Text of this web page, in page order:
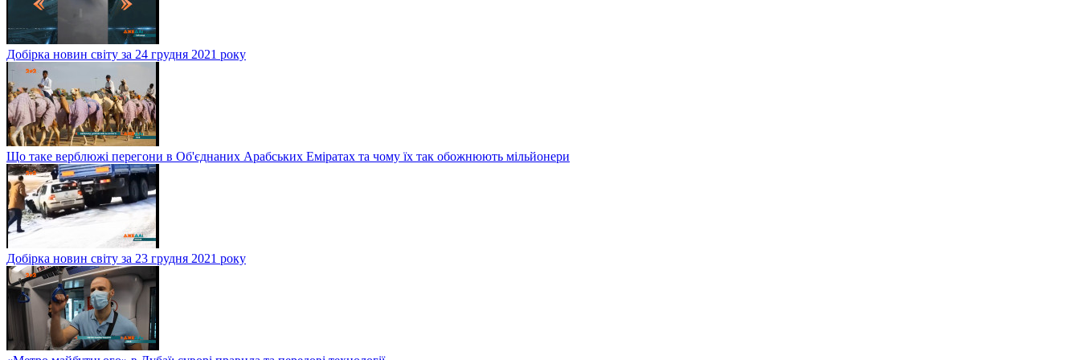
Добірка новин світу за 24 грудня 2021 року
Що таке верблюжі перегони в Об'єднаних Арабських Еміратах та чому їх так обожнюють мільйонери
Добірка новин світу за 23 грудня 2021 року